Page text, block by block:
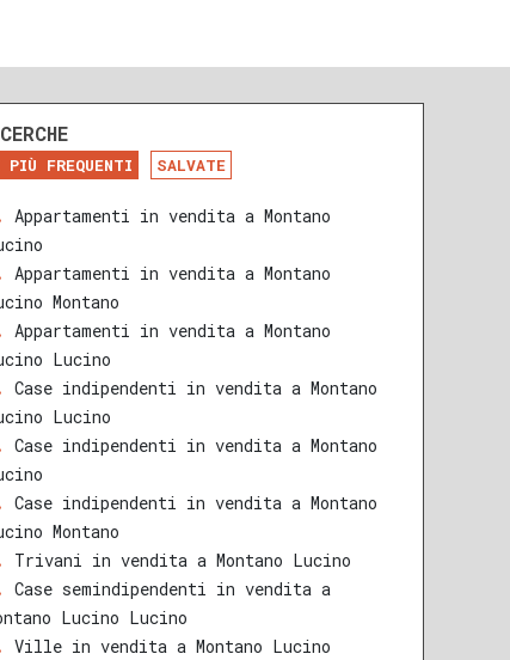
PIÙ FREQUENTI SALVATE
Appartamenti in vendita a Montano
Appartamenti in vendita a Montano
Montano
Appartamenti in vendita a Montano
Lucino
Case indipendenti in vendita a Montano
Lucino
Case indipendenti in vendita a Montano
Case indipendenti in vendita a Montano
Montano
Trivani in vendita a Montano Lucino
Case semindipendenti in vendita a
Lucino Lucino
Ville in vendita a Montano Lucino